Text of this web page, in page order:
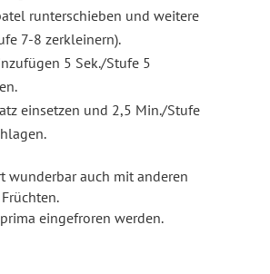
runterschieben und weitere
7-8 zerkleinern).
5 Sek./Stufe 5
einsetzen und 2,5 Min./Stufe
wunderbar auch mit anderen
eingefroren werden.